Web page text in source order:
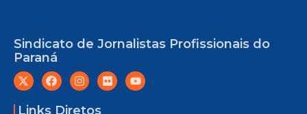
Sindicato de Jornalistas Profissionais do
Paraná
Links Diretos